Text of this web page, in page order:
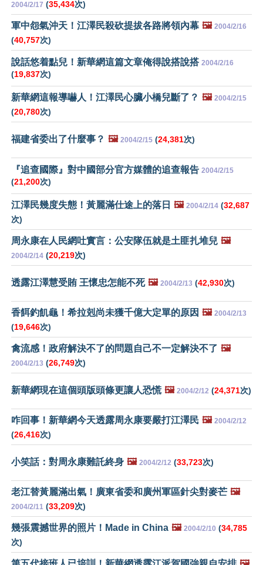
2004/2/17 (35,434次)
軍中怨氣沖天！江澤民殺砍提拔各路將領內幕 🖼️ 2004/2/16
(40,757次)
說話悠着點兒！新華網這篇文章俺得說搭說搭 2004/2/16
(19,837次)
新華網這報導嚇人！江澤民心臟小橋兒斷了？ 🖼️ 2004/2/15
(20,780次)
福建省委出了什麼事？ 🖼️ 2004/2/15 (24,381次)
『追查國際』對中國部分官方媒體的追查報告 2004/2/15
(21,200次)
江澤民幾度失態！黃麗滿仕途上的落日 🖼️ 2004/2/14 (32,687
次)
周永康在人民網吐實言：公安隊伍就是土匪扎堆兒 🖼️
2004/2/14 (20,219次)
透露江澤慧受賄 王懷忠怎能不死 🖼️ 2004/2/13 (42,930次)
香餌釣飢龜！希拉剋尚未獲千億大定單的原因 🖼️ 2004/2/13
(19,646次)
禽流感！政府解決不了的問題自己不一定解決不了 🖼️
2004/2/13 (26,749次)
新華網現在這個頭版頭條更讓人恐慌 🖼️ 2004/2/12 (24,371次)
咋回事！新華網今天透露周永康要嚴打江澤民 🖼️ 2004/2/12
(26,416次)
小笑話：對周永康難託終身 🖼️ 2004/2/12 (33,723次)
老江替黃麗滿出氣！廣東省委和廣州軍區針尖對麥芒 🖼️
2004/2/11 (33,209次)
幾張震撼世界的照片！Made in China 🖼️ 2004/2/10 (34,785
次)